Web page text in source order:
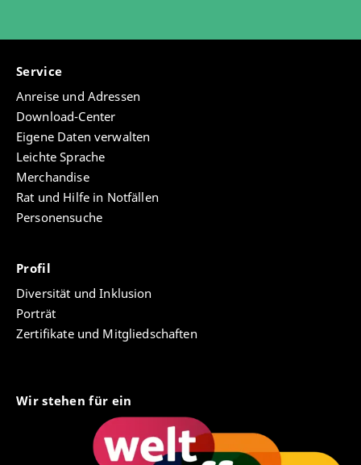
Service
Anreise und Adressen
Download-Center
Eigene Daten verwalten
Leichte Sprache
Merchandise
Rat und Hilfe in Notfällen
Personensuche
Profil
Diversität und Inklusion
Porträt
Zertifikate und Mitgliedschaften
Wir stehen für ein